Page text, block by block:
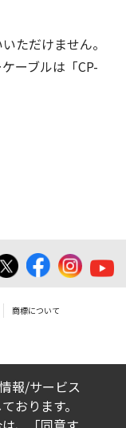
ただけません。
ーブルは「CP-
商標について
報/サービス
おります。